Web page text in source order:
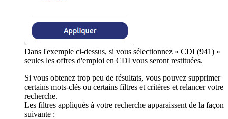
Dans l'exemple ci-dessus, si vous sélectionnez « CDI (941) »
seules les offres d'emploi en CDI vous seront restituées.
Si vous obtenez trop peu de résultats, vous pouvez supprimer
certains mots-clés ou certains filtres et critères et relancer votre
recherche.
Les filtres appliqués à votre recherche apparaissent de la façon
suivante :